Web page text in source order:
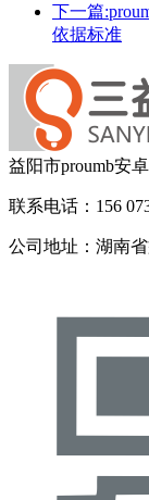
下一篇
依据标准
益阳市proumb安
联系电话：156
公司地址：湖